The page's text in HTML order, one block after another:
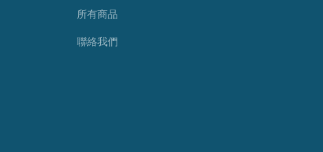
所有商品
聯絡我們